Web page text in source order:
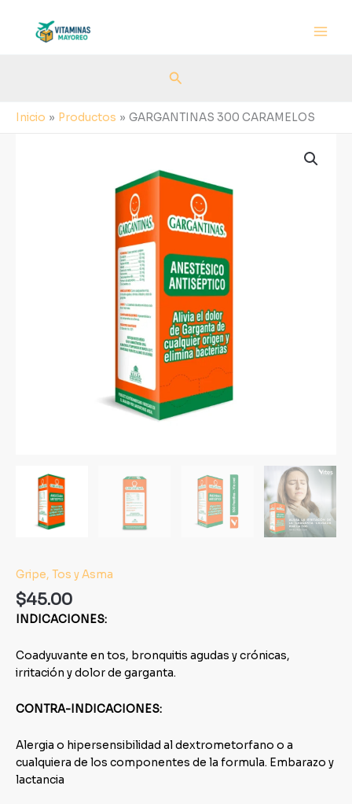
contenido
Buscar
Inicio Productos GARGANTINAS 300 CARAMELOS
Gripe, Tos y Asma
$45.00
INDICACIONES:
Coadyuvante en tos, bronquitis agudas y crónicas,
irritación y dolor de garganta.
CONTRA-INDICACIONES:
Alergia o hipersensibilidad al dextrometorfano o a
cualquiera de los componentes de la formula. Embarazo y
lactancia